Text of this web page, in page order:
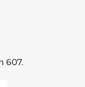
607.